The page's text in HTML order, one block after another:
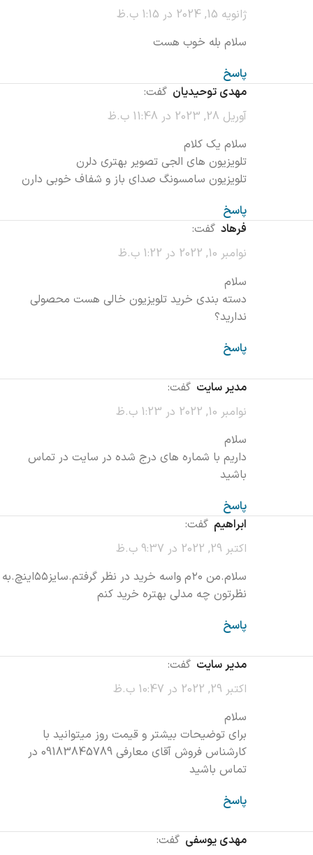
ژانویه 15, 2024 در 1:15 ب.ظ
سلام بله خوب هست
پاسخ
مهدی توحیدیان گفت:
آوریل 28, 2023 در 11:48 ب.ظ
سلام یک کلام
تلویزیون های الجی تصویر بهتری دلرن
تلویزیون سامسونگ صدای باز و شفاف خوبی دارن
پاسخ
فرهاد گفت:
نوامبر 10, 2022 در 1:22 ب.ظ
سلام
دسته بندی خرید تلویزیون خالی هست محصولی
ندارید؟
پاسخ
مدیر سایت گفت:
نوامبر 10, 2022 در 1:23 ب.ظ
سلام
داریم با شماره های درج شده در سایت در تماس
باشید
پاسخ
ابراهیم گفت:
اکتبر 29, 2022 در 9:37 ب.ظ
سلام.من ۲۰م واسه خرید در نظر گرفتم.سایز۵۵اینچ.به
نظرتون چه مدلی بهتره خرید کنم
پاسخ
مدیر سایت گفت:
اکتبر 29, 2022 در 10:47 ب.ظ
سلام
برای توضیحات بیشتر و قیمت روز میتوانید با
کارشناس فروش آقای معارفی 09183845789 در
تماس باشید
پاسخ
مهدی یوسفی گفت: